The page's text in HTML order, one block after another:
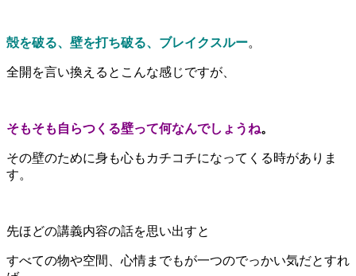
殻を破る、壁を打ち破る、ブレイクスルー。
全開を言い換えるとこんな感じですが、
そもそも自らつくる壁って何なんでしょうね。
その壁のために身も心もカチコチになってくる時がありま
す。
先ほどの講義内容の話を思い出すと
すべての物や空間、心情までもが一つのでっかい気だとすれ